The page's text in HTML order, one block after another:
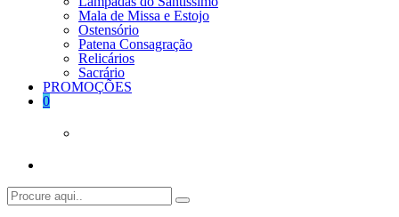
Mala de Missa e Estojo
Ostensório
Patena Consagração
Relicários
Sacrário
PROMOÇÕES
0